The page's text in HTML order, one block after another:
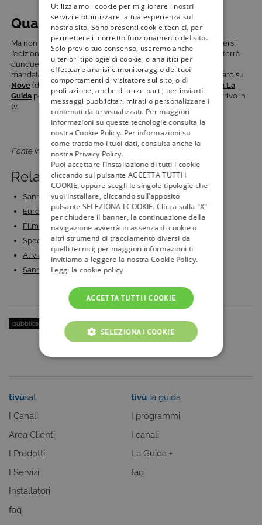
Quando e dove vederlo in tv
Ma non temete! Anche il grande pubblico da casa potrà godersi
l’edizione speciale del Golden Skate Awardsche nel 2021 si terrà
dunque il giorno di San Valentino!San Valentino on ice
mandato in onda domenica 14 febbraio alle ore 18:00
, in chiaro su
Nove (disponibile in HD su tivùsat). Continuate a seguire
Tivù La
Guida per rimanere sempre aggiornati su tutte le novità in arrivo in
tv.
Fonte immagine: bergamonews.it
Related Posts:
Sanremo 2024, la classifica e la magia dell'Ariston in 4K!
Eurovision Song Contest 2022 in tv, anche su Rai 4K:…
Film romantici da vedere a San Valentino: cinque…
Speciale Don't Forget the Lyrics: celebrità e…
Al via la nuova serie tv per ragazzi di Rai Gulp:…
Sanremo 2023: duetti e cover ufficiali, concorrenti…
pubblicato il: 11 Febbraio 2021| categoria:Intrattenimento,Sport
tivùsat
I Canali
Area Clienti
I Prodotti
I Servizi
Installatori
faq
tivù la guida
I programmi
I canali
La Guida +
faq
Utilizziamo i cookie per migliorare i nostri
servizi e ottimizzare la tua esperienza sul
nostro sito. Sono presenti cookie tecnici, per
permettere il corretto funzionamento del sito.
Solo previo tuo consenso, useremo anche
ulteriori tipologie di cookie, o analitici per
effettuare analisi e monitoraggio dei tuoi
comportamenti di visitatore sul sito, o di
profilazione, anche di terze parti, per inviarti
messaggi pubblicitari mirati o personalizzare i
contenuti da te visualizzati. Per maggiori
informazioni su queste tecnologie consulta la
nostra Cookie Policy. Per informazioni su
come trattiamo i tuoi dati, consulta anche la
nostra Privacy Policy.
Puoi accettare l’installazione di tutti i cookie
cliccando sul pulsante ACCETTA TUTTI I
COOKIE, oppure scegli le singole tipologie che
vuoi installare, cliccando sull’apposito
pulsante SELEZIONA I COOKIE. Clicca sulla "X"
per chiudere il banner, la continuazione della
navigazione avverrà in assenza di cookie o
altri strumenti di tracciamento diversi da
quelli tecnici; per maggiori informazioni ti
invitiamo a leggere la nostra Cookie Policy.
Leggi la cookie policy
ACCETTA TUTTI I COOKIE
SELEZIONA I COOKIE
COOKIE TECNICI